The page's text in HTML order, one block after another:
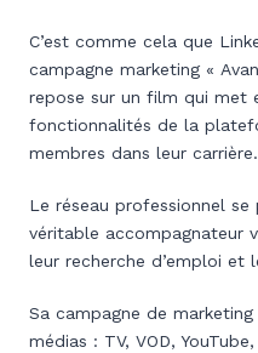
C’est comme cela que
campagne marketing «
repose sur un film qui met
fonctionnalités de la
membres dans leur carrière.
Le réseau professionnel
véritable accompagnateur
leur recherche d’emploi et
Sa campagne de
médias : TV, VOD,